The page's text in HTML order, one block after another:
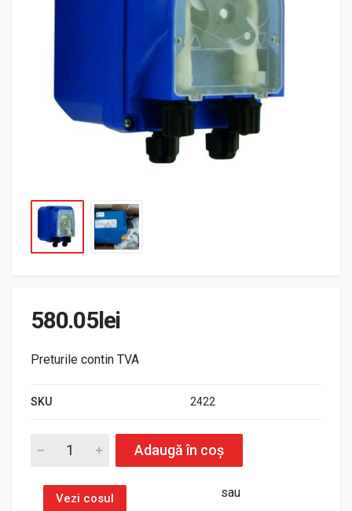
580.05lei
Preturile contin TVA
SKU 2422
Pompa clatire pentru masini de spalat vase, Seko quantity
Adaugă în coș
Vezi cosul sau